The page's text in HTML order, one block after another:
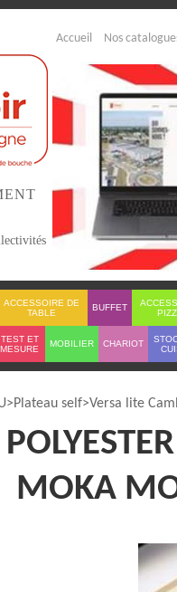
Accueil Nos
ACCESSOIRE DE
TABLE
BUFFET
TEST ET
MESURE
MOBILIER CHARIOT
Plateau self Versa lite
MOKA